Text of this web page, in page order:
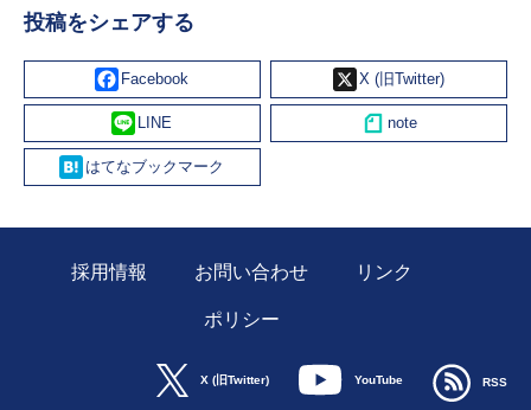
投稿をシェアする
Facebook X
Line
Hatena
採用情報 お問い合わせ リンク
ポリシー
X (旧Twitter) YouTube RSS